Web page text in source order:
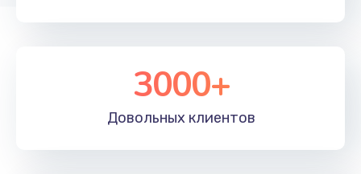
3000+
Довольных клиентов